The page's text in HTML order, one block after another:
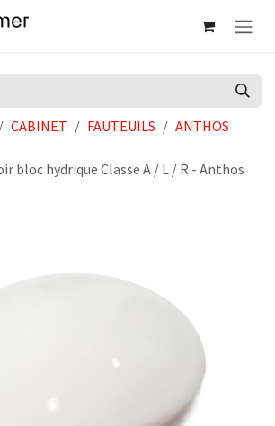
CABINET FAUTEUILS
ANTHOS
bloc hydrique Classe A / L / R - Anthos